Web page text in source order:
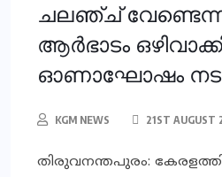
ചലഞ്ച്
ആര്‍ഭാടം
ഓണാഘോഷം
KGM NEWS 21ST AUGUST
തിരുവനന്തപുരം: